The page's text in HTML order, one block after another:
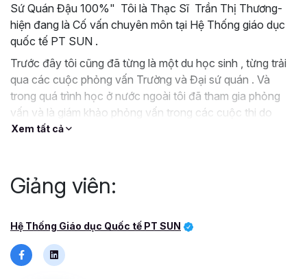
Sứ Quán Đậu 100%" Tôi là Thạc Sĩ Trần Thị Thương-
hiện đang là Cố vấn chuyên môn tại Hệ Thống giáo dục
quốc tế PT SUN .
Trước đây tôi cũng đã từng là một du học sinh , từng trải
qua các cuộc phỏng vấn Trường và Đại sứ quán . Và
trong quá trình học ở nước ngoài tôi đã tham gia phỏng
vấn và là giám khảo phỏng vấn trong các cuộc thi do
trường Đại học Quốc gia Chungbuk tổ chức.
du học, điều chuyển công việc hoặc du lịch. Bạn hẳn rất
băn khoăn và lo sợ khi phải đối diện phỏng vấn với ĐSQ ,
vượt qua được bài phỏng vấn?
Bằng rất nhiều kinh nghiệm nhiều năm cố vấn và giảng
Xem tất cả
Giảng viên:
Hệ Thống Giáo dục Quốc tế PT SUN